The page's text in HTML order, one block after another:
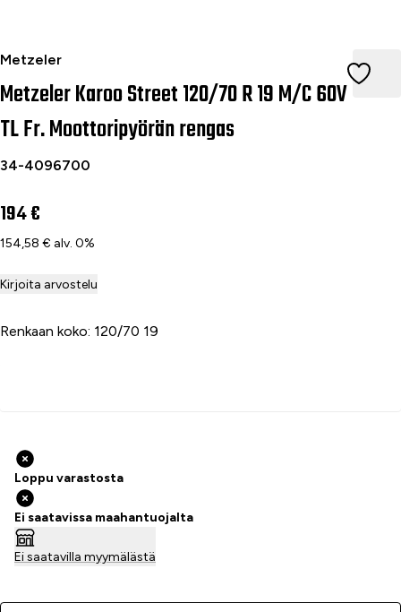
Metzeler
Metzeler Karoo Street 120/70 R 19 M/C 60V TL Fr.
Metzeler Karoo Street 120/70 R 19 M/C 60V
TL Fr. Moottoripyörän rengas
34-4096700
194 €
154,58 € alv. 0%
Kirjoita arvostelu
Renkaan koko: 120/70 19
Loppu varastosta
Ei saatavissa maahantuojalta
Ei saatavilla myymälästä